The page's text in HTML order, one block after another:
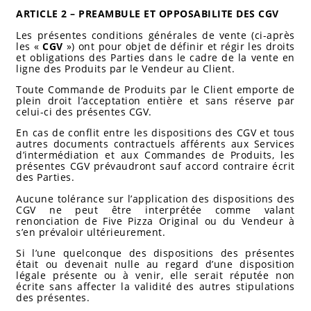
ARTICLE 2 – PREAMBULE ET OPPOSABILITE DES CGV
Les présentes conditions générales de vente (ci-après
les « CGV ») ont pour objet de définir et régir les droits
et obligations des Parties dans le cadre de la vente en
ligne des Produits par le Vendeur au Client.
Toute Commande de Produits par le Client emporte de
plein droit l’acceptation entière et sans réserve par
celui-ci des présentes CGV.
En cas de conflit entre les dispositions des CGV et tous
autres documents contractuels afférents aux Services
d’intermédiation et aux Commandes de Produits, les
présentes CGV prévaudront sauf accord contraire écrit
des Parties.
Aucune tolérance sur l’application des dispositions des
CGV ne peut être interprétée comme valant
renonciation de Five Pizza Original ou du Vendeur à
s’en prévaloir ultérieurement.
Si l’une quelconque des dispositions des présentes
était ou devenait nulle au regard d’une disposition
légale présente ou à venir, elle serait réputée non
écrite sans affecter la validité des autres stipulations
des présentes.